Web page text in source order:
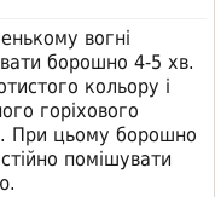
вогні
борошно 4-5 хв.
кольору і
горіхового
При цьому борошно
помішувати